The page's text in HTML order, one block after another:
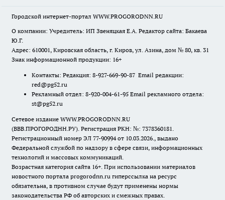
Городской интернет-портал WWW.PROGORODNN.RU
О компании: Учредитель: ИП Звеняцкая Е.А. Редактор сайта: Бакаева
Ю.Г.
Адрес: 610001, Кировская область, г. Киров, ул. Азина, дом № 80, кв. 31
Знак информационной продукции: 16+
Контакты: Редакция: 8-927-669-90-87 Email редакции:
red@pg52.ru
Рекламный отдел: 8-920-004-61-95 Email рекламного отдела:
st@pg52.ru
Сетевое издание WWW.PROGORODNN.RU
(ВВВ.ПРОГОРОДНН.РУ). Регистрация РКН: №: 7378360181.
Регистрационный номер ЭЛ 77-90994 от 10.03.2026., выдано
Федеральной службой по надзору в сфере связи, информационных
технологий и массовых коммуникаций.
Возрастная категория сайта 16+. При использовании материалов
новостного портала progorodnn.ru гиперссылка на ресурс
обязательна, в противном случае будут применены нормы
законодательства РФ об авторских и смежных правах.